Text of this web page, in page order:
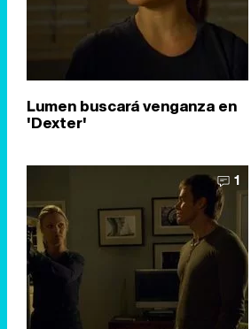
Lumen buscará venganza en
'Dexter'
1